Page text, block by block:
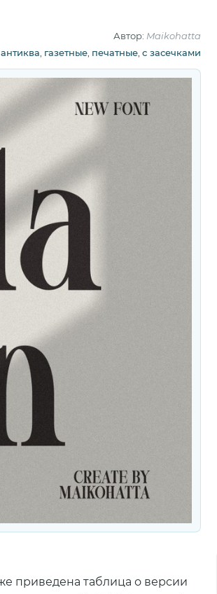
Автор: Maikohatta
антиква газетные печатные с засечками
приведена таблица о версии